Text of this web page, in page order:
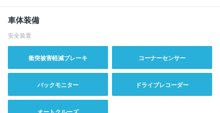
車体装備
安全装置
衝突被害軽減ブレーキ コーナーセンサー
バックモニター ドライブレコーダー
オートクルーズ